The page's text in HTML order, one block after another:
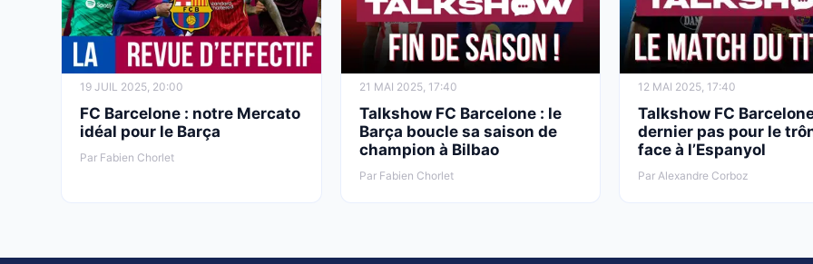
19 JUIL 2025, 20:00
FC Barcelone : notre Mercato
idéal pour le Barça
Par Fabien Chorlet
21 MAI 2025, 17:40
Talkshow FC Barcelone : le
Barça boucle sa saison de
champion à Bilbao
Par Fabien Chorlet
12 MAI 2025, 17:40
Talkshow FC
dernier pas pour le
face à l’Espanyol
Par Alexandre Corboz